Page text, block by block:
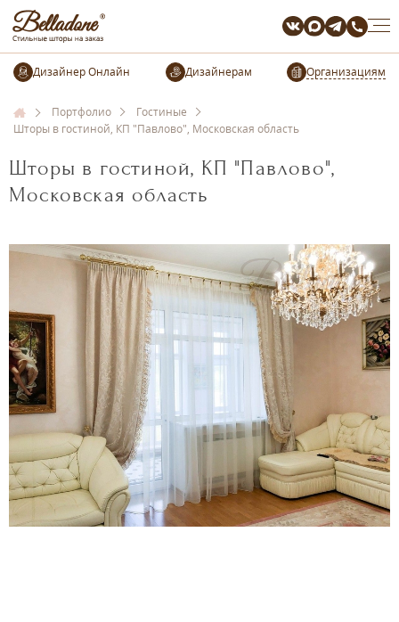
Организациям
Портфолио
Гостиные
Шторы в гостиной, КП "Павлово", Московская область
Шторы в гостиной, КП "Павлово",
Московская область